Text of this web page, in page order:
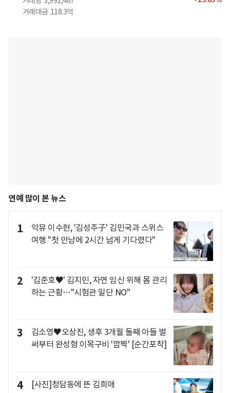
거래대금 118.3억
연예 많이 본 뉴스
1
악뮤 이수현, '김성주子' 김민국과 스위스
여행 "첫 만남에 2시간 넘게 기다렸다"
2
'김준호♥' 김지민, 자연 임신 위해 몸 관리
하는 근황…"시험관 일단 NO"
3
김소영♥오상진, 생후 3개월 둘째 아들 벌
써부터 완성형 이목구비 '깜짝' [순간포착]
4 [사진]청담동에 뜬 김희애